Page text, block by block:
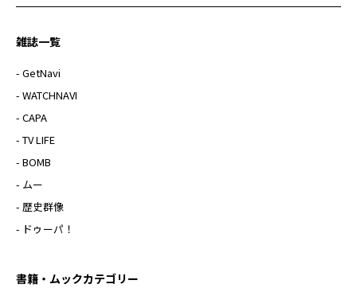
雑誌一覧
- GetNavi
- WATCHNAVI
- CAPA
- TV LIFE
- BOMB
- ムー
- 歴史群像
- ドゥーパ！
書籍・ムックカテゴリー